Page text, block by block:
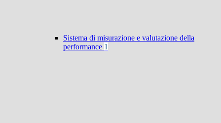
Sistema di misurazione e valutazione della
performance 1